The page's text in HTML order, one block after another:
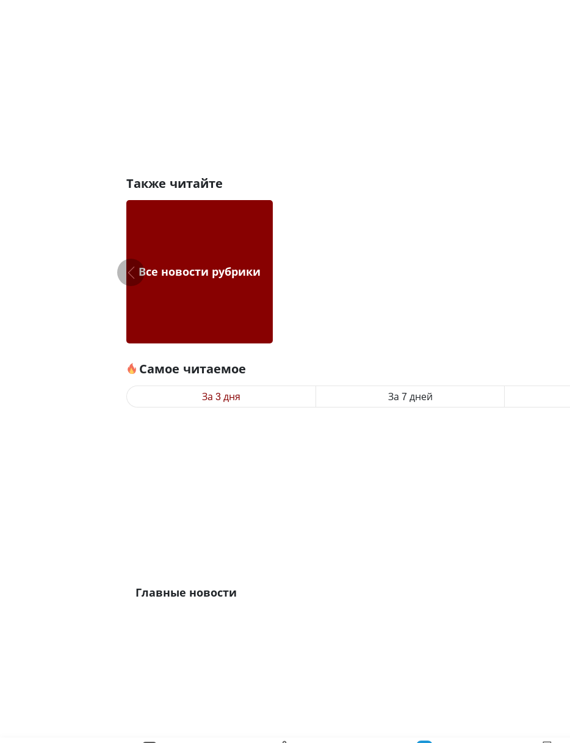
Также читайте
Все новости рубрики
Самое читаемое
За 3 дня За 7 дней
Главные новости